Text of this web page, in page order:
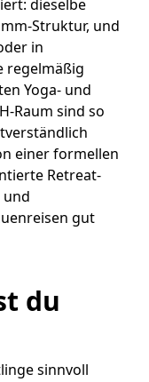
dieselbe
Struktur, und
in
regelmäßig
Yoga- und
Raum sind so
einer formellen
Retreat-
und
gut
du
sinnvoll